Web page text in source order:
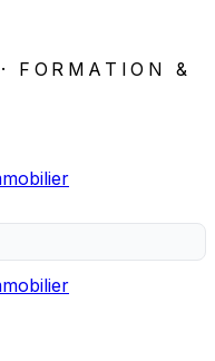
FORMATION &